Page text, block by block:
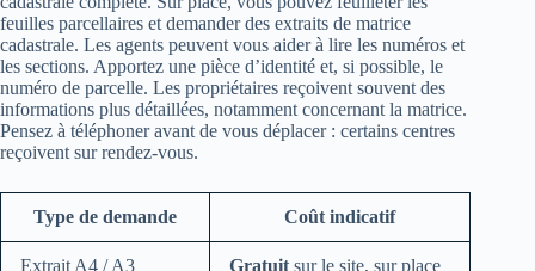
feuilles parcellaires et demander des extraits de matrice
cadastrale. Les agents peuvent vous aider à lire les numéros et
les sections. Apportez une pièce d’identité et, si possible, le
numéro de parcelle. Les propriétaires reçoivent souvent des
informations plus détaillées, notamment concernant la matrice.
Pensez à téléphoner avant de vous déplacer : certains centres
reçoivent sur rendez‑vous.
Type de demande Coût indicatif
Extrait A4 / A3
Gratuit sur le site, sur place